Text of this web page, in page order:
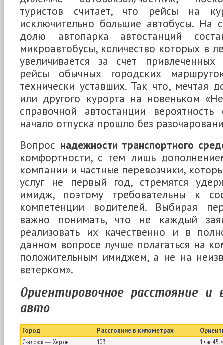
туристов считает, что рейсы на
исключительно большие автобусы. На
долю автопарка автостанций
микроавтобусы, количество которых в
увеличивается за счет
рейсы обычных городских
технически уставших. Так что, мечтая
или другого курорта на новеньком
справочной автостанции
начало отпуска прошло без
Вопрос надежности транспортного
комфортности, с тем лишь
компании и частные перевозчики,
услуг не первый год, стремятся
имидж, поэтому требовательны к
компетенции водителей. Выбирая
важно понимать, что не каждый
реализовать их качественно и в
данном вопросе лучше полагаться на
положительным имиджем, а не на
ветерком».
Ориентировочное расстояние
авто
Город Расстояние в километрах
Скадовск ― Херсон
103 1 час 45